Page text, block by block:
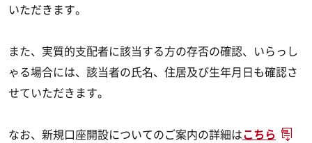
いただきます。
また、実質的支配者に該当する方の存否の確認、いらっし
ゃる場合には、該当者の氏名、住居及び生年月日も確認さ
せていただきます。
なお、新規口座開設についてのご案内の詳細はこちら